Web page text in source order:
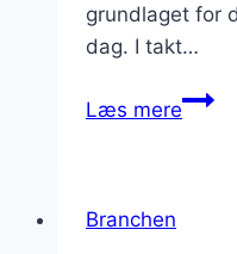
grundlaget for
dag. I takt…
Læs mere
Branchen